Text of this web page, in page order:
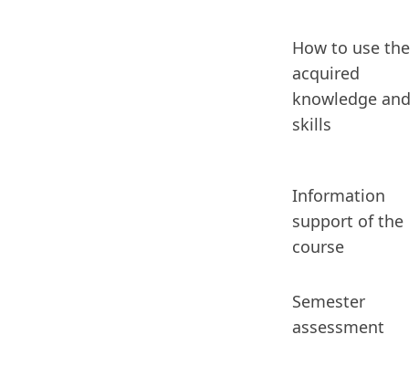
How to use the
acquired
knowledge and
skills
Information
support of the
course
Semester
assessment